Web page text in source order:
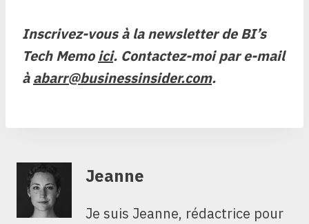
Inscrivez-vous à la newsletter de BI’s
Tech Memoici. Contactez-moi par e-mail
àabarr@businessinsider.com.
Jeanne
Je suis Jeanne, rédactrice pour